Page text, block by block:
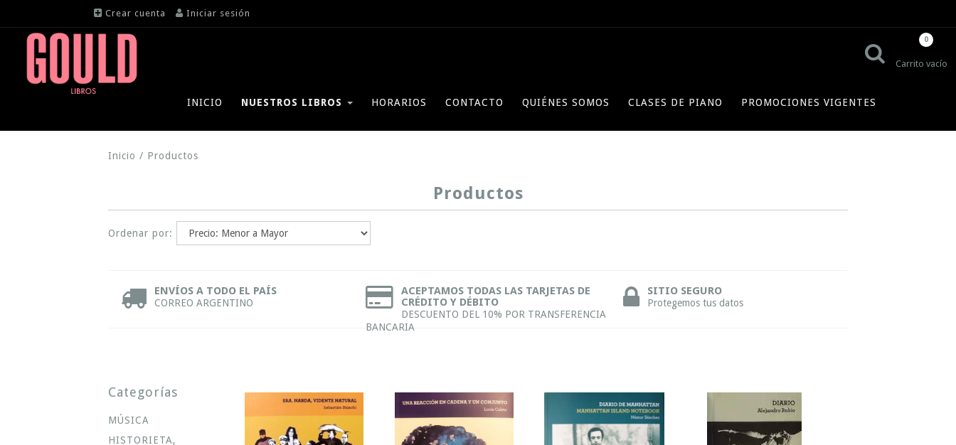
Crear cuenta Iniciar sesión
Carrito vacío
0
INICIO NUESTROS LIBROS HORARIOS CONTACTO QUIÉNES SOMOS CLASES DE PIANO PROMOCIONES VIGENTES
Inicio / Productos
Productos
Ordenar por:
ENVÍOS A TODO EL PAÍS
CORREO ARGENTINO
ACEPTAMOS TODAS LAS TARJETAS DE
CRÉDITO Y DÉBITO
DESCUENTO DEL 10% POR TRANSFERENCIA
BANCARIA
SITIO SEGURO
Protegemos tus datos
Categorías
MÚSICA
HISTORIETA,